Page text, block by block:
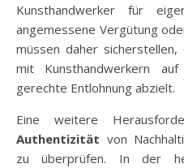
Kunsthandwerker für
angemessene Vergütung
müssen daher sicherstellen,
mit Kunsthandwerkern
gerechte Entlohnung abzielt.
Eine weitere
Authentizität von
zu überprüfen. In der